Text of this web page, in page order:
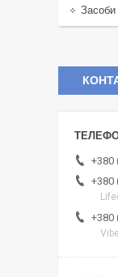
Засоби
+380
+380
+380